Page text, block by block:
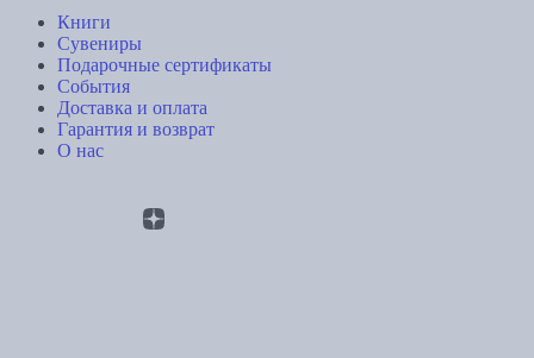
Книги
Сувениры
Подарочные сертификаты
События
Доставка и оплата
Гарантия и возврат
О нас